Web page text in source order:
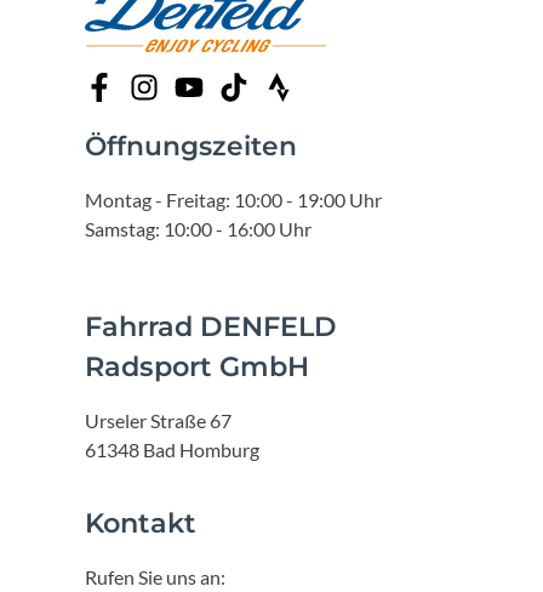
Öffnungszeiten
Montag - Freitag: 10:00 - 19:00 Uhr
Samstag: 10:00 - 16:00 Uhr
Fahrrad DENFELD
Radsport GmbH
Urseler Straße 67
61348 Bad Homburg
Kontakt
Rufen Sie uns an: